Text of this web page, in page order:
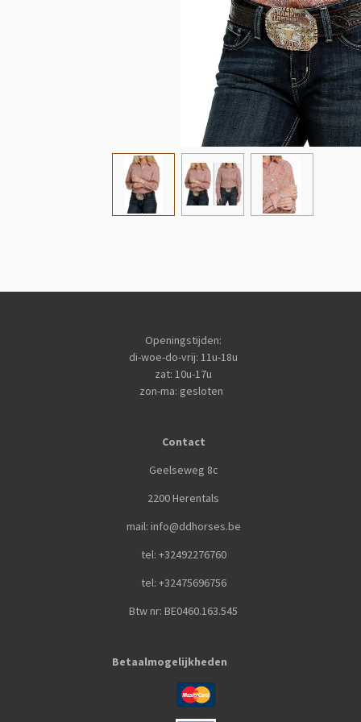
Openingstijden:
di-woe-do-vrij: 11u-18u
zat: 10u-17u
zon-ma: gesloten
Contact
Geelseweg 8c
2200 Herentals
mail: info@ddhorses.be
tel: +32492276760
tel: +32475696756
Btw nr: BE0460.163.545
Betaalmogelijkheden